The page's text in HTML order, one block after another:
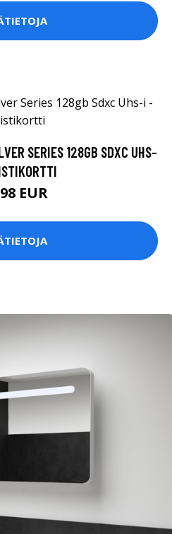
SERIES 128GB SDXC UHS-
EUR